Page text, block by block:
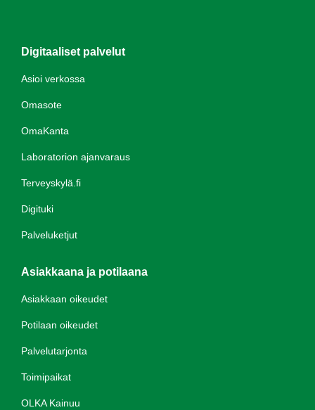
Digitaaliset palvelut
Asioi verkossa
Omasote
OmaKanta
Laboratorion ajanvaraus
Terveyskylä.fi
Digituki
Palveluketjut
Asiakkaana ja potilaana
Asiakkaan oikeudet
Potilaan oikeudet
Palvelutarjonta
Toimipaikat
OLKA Kainuu